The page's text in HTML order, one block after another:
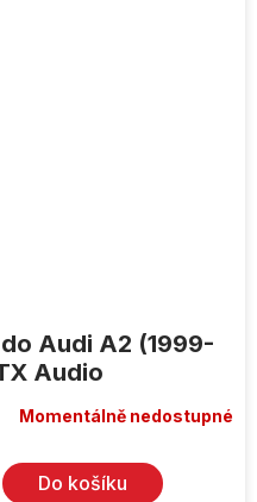
Audi A2 (1999-
Audio
Momentálně nedostupné
Do košíku